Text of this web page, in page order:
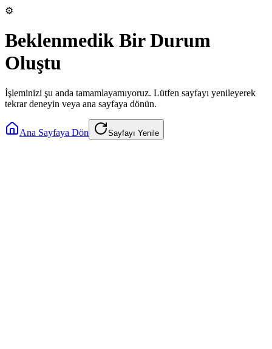
⚙️
Beklenmedik Bir Durum
Oluştu
İşleminizi şu anda tamamlayamıyoruz. Lütfen sayfayı yenileyerek
tekrar deneyin veya ana sayfaya dönün.
Ana Sayfaya Dön Sayfayı Yenile